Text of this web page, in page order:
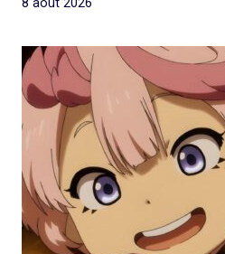
8 août 2026